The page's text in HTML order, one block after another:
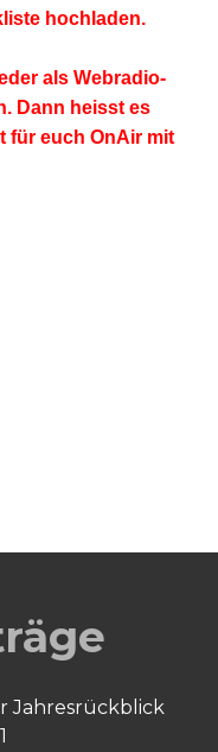
hochladen.
als Webradio-
Dann heisst es
für euch OnAir mit
Jahresrückblick